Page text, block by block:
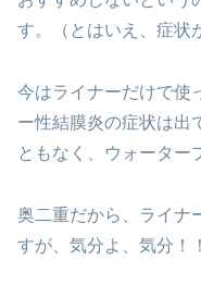
す。（とはいえ、症状
今はライナーだけで使
ー性結膜炎の症状は出
ともなく、ウォーター
奥二重だから、ライナ
すが、気分よ、気分！